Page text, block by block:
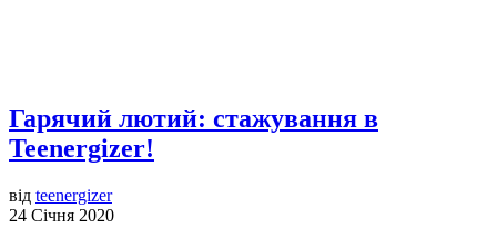
Гарячий лютий: стажування в
Teenergizer!
від teenergizer
24 Січня 2020